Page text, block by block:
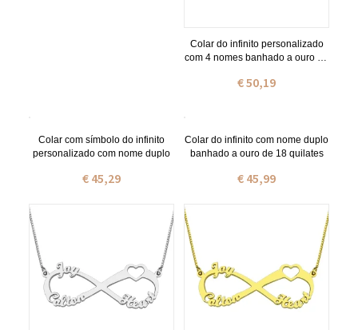
Colar do infinito personalizado
com 4 nomes banhado a ouro de
€ 50,19
Colar com símbolo do infinito
personalizado com nome duplo
€ 45,29
Colar do infinito com nome duplo
banhado a ouro de 18 quilates
€ 45,99